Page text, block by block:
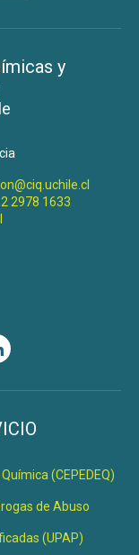
y
2978 1633
(CEPEDEQ)
de Abuso
(UPAP)